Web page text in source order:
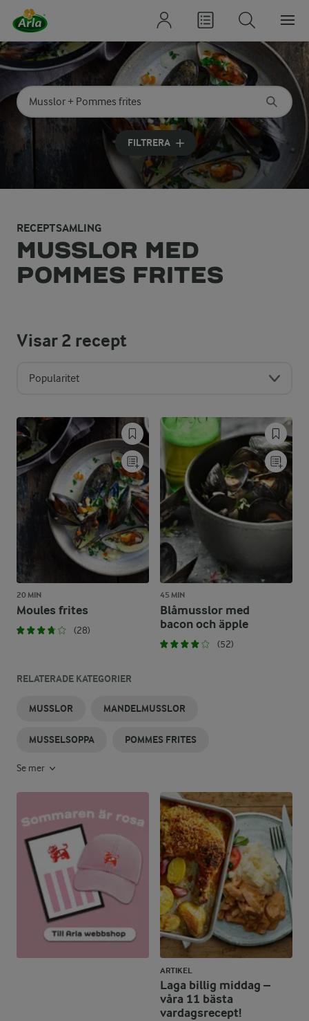
Sök på kategori eller ingrediens
Skriv in sökord för att få förslag
FILTRERA
RECEPTSAMLING
MUSSLOR MED
POMMES FRITES
Visar2 recept
Popularitet
20 MIN
Moules frites
(28)
45 MIN
Blåmusslor med
bacon och äpple
(52)
RELATERADE KATEGORIER
MUSSLOR MANDELMUSSLOR
MUSSELSOPPA POMMES FRITES
Se mer
ARTIKEL
Laga billig middag –
våra 11 bästa
vardagsrecept!